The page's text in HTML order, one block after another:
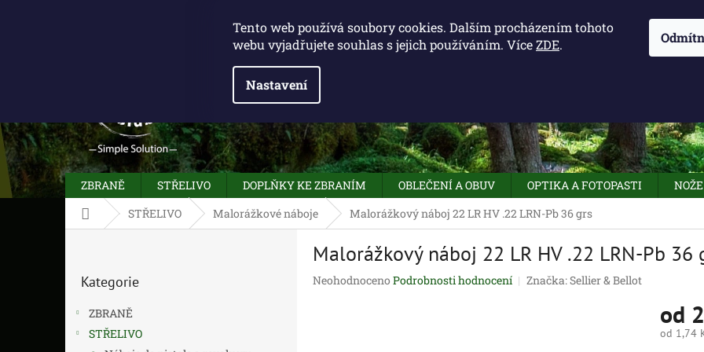
Tento web používá soubory cookies. Dalším procházením tohoto
webu vyjadřujete souhlas s jejich používáním. VíceZDE.
Nastavení
ZBRANĚ STŘELIVO DOPLŇKY KE ZBRANÍM OBLEČENÍ A OBUV OPTIKA A FOTOPASTI NOŽE
Domů STŘELIVO Malorážkové náboje Malorážkový náboj 22 LR HV .22 LRN-Pb 36 grs
kategorie
Kategorie
ZBRANĚ
STŘELIVO
Malorážkový náboj 22 LR HV .22 LRN-Pb 36
Průměrné
Neohodnoceno Podrobnosti hodnocení Značka:Sellier & Bellot
od
od 1,74